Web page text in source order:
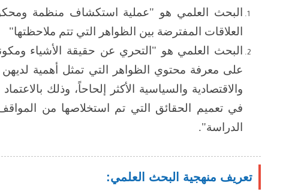
البحث العلمي هو "عملية استكشاف منظمة
العلاقات المفترضة بين الظواهر التي تتم ملاحظتها"
البحث العلمي هو "التحري عن حقيقة الأشياء
على معرفة محتوي الظواهر التي تمثل أهمية
والاقتصادية والسياسية الأكثر إلحاحاً، وذلك
في تعميم الحقائق التي تم استخلاصها من
الدراسة".
تعريف منهجية البحث العلمي: